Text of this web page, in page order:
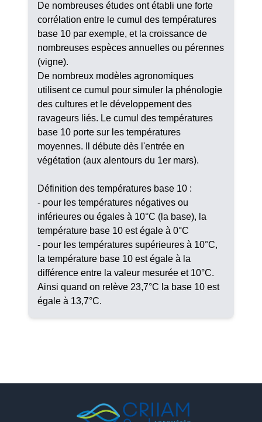
De nombreuses études ont établi une forte
corrélation entre le cumul des températures
base 10 par exemple, et la croissance de
nombreuses espèces annuelles ou pérennes
(vigne).
De nombreux modèles agronomiques
utilisent ce cumul pour simuler la phénologie
des cultures et le développement des
ravageurs liés. Le cumul des températures
base 10 porte sur les températures
moyennes. Il débute dès l'entrée en
végétation (aux alentours du 1er mars).
Définition des températures base 10 :
- pour les températures négatives ou
inférieures ou égales à 10°C (la base), la
température base 10 est égale à 0°C
- pour les températures supérieures à 10°C,
la température base 10 est égale à la
différence entre la valeur mesurée et 10°C.
Ainsi quand on relève 23,7°C la base 10 est
égale à 13,7°C.